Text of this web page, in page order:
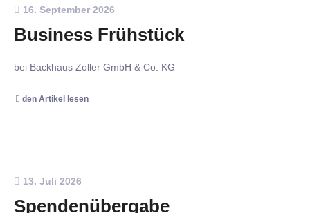
16. September 2026
Business Frühstück
bei Backhaus Zoller GmbH & Co. KG
den Artikel lesen
13. Juli 2026
Spendenübergabe